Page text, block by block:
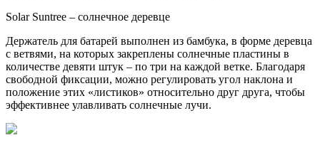
Solar Suntree – солнечное деревце
Держатель для батарей выполнен из бамбука, в форме деревца
с ветвями, на которых закреплены солнечные пластины в
количестве девяти штук – по три на каждой ветке. Благодаря
свободной фиксации, можно регулировать угол наклона и
положение этих «листиков» относительно друг друга, чтобы
эффективнее улавливать солнечные лучи.